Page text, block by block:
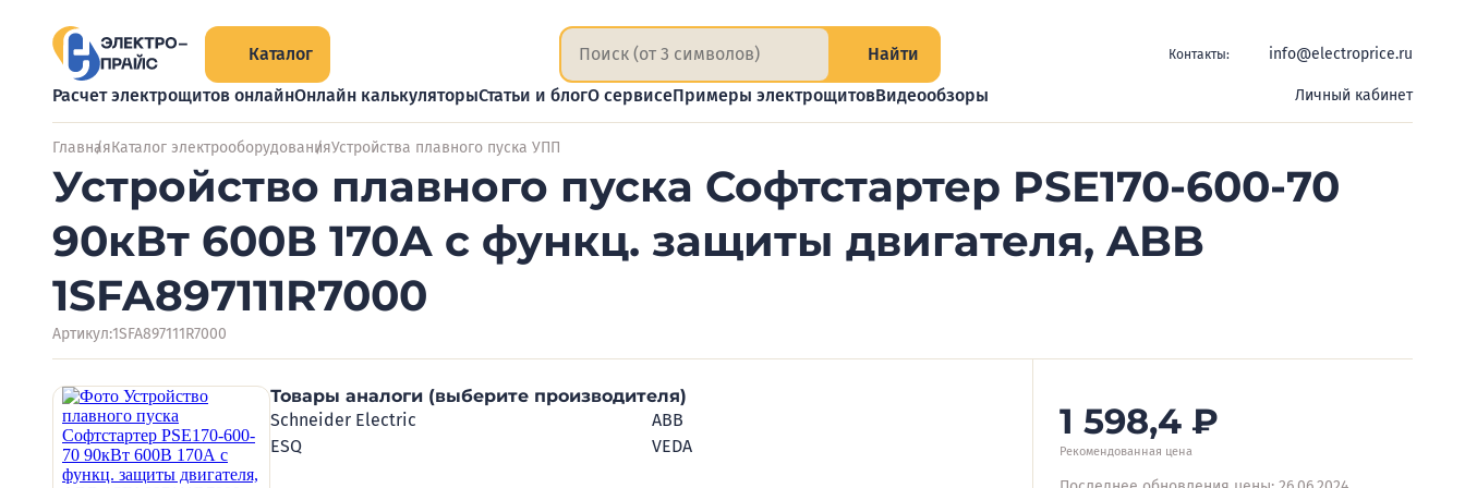
Каталог Найти Контакты: info@electroprice.ru
Расчет электрощитов онлайнОнлайн калькуляторыСтатьи и блогО сервисеПримеры электрощитовВидеообзоры Личный кабинет
ГлавнаяКаталог электрооборудованияУстройства плавного пуска УПП
Устройство плавного пуска Софтстартер PSE170-600-70
90кВт 600В 170А с функц. защиты двигателя, ABB
1SFA897111R7000
Артикул:1SFA897111R7000
Товары аналоги (выберите производителя)
Schneider Electric
ABB
ESQ
VEDA
1 598,4 ₽
Рекомендованная цена